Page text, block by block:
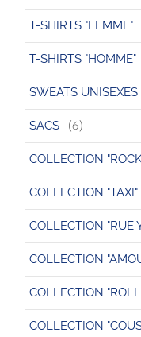
T-SHIRTS "FEMME"
T-SHIRTS "HOMME"
SWEATS UNISEXES
SACS (6)
COLLECTION
COLLECTION "TAXI"
COLLECTION "RUE
COLLECTION
COLLECTION
COLLECTION